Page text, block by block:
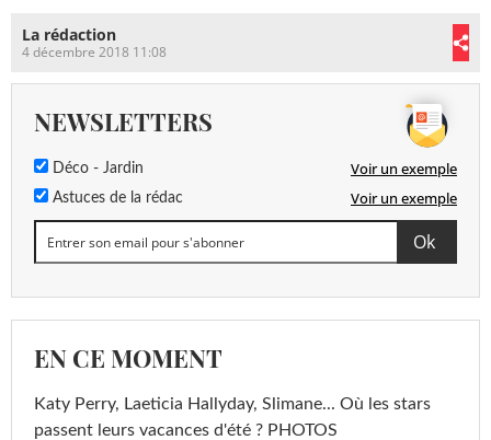
La rédaction
4 décembre 2018 11:08
NEWSLETTERS
Déco - Jardin Voir un exemple
Astuces de la rédac Voir un exemple
EN CE MOMENT
Katy Perry, Laeticia Hallyday, Slimane... Où les stars
passent leurs vacances d'été ? PHOTOS